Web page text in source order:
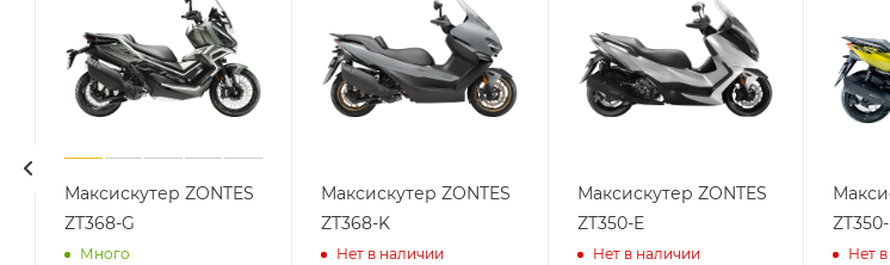
Максискутер ZONTES
ZT368-G
Много
Максискутер ZONTES
ZT368-K
Нет в наличии
Максискутер ZONTES
ZT350-E
Нет в наличии Нет